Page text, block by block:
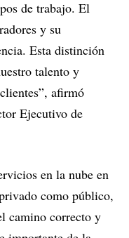
de trabajo. El
y su
Esta distinción
talento y
afirmó
Ejecutivo de
en la nube en
como público,
camino correcto y